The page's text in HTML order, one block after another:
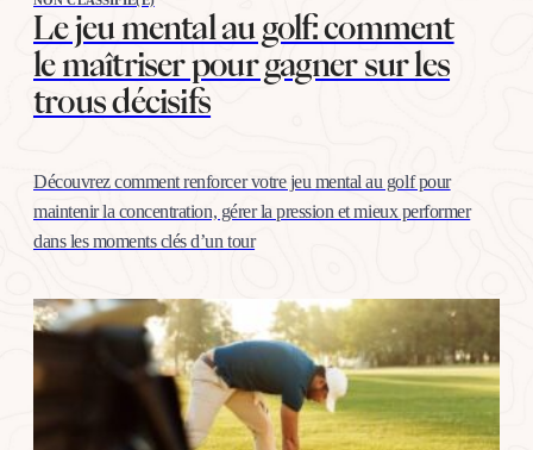
Le jeu mental au golf: comment
le maîtriser pour gagner sur les
trous décisifs
Découvrez comment renforcer votre jeu mental au golf pour
maintenir la concentration, gérer la pression et mieux performer
dans les moments clés d’un tour